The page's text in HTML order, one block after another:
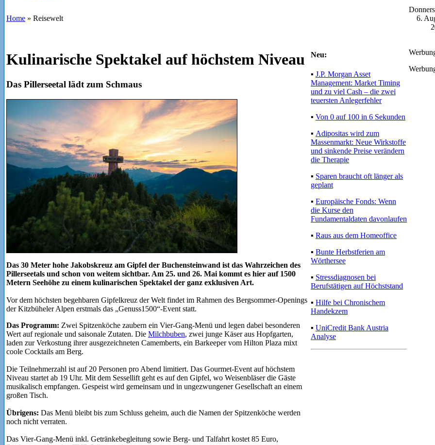
Home » Reisewelt
6.
Kulinarische Spektakel auf höchstem
Niveau
Das Pillerseetal lädt zum Schmaus
Das 30 Meter hohe Jakobskreuz am Gipfel der Buchensteinwand ist das Wahrzeichen des
Metern Seehöhe zu einem kulinarischen Spektakel der ganz exklusiven Art.
Openings der Kitzbüheler Alpen erstmals das „Genuss1500“-Event statt.
Das Programm:Zwei Spitzenköche zaubern ein Vier-Gang-Menü und legen dabei besonderen
Wert auf regionale und saisonale Zutaten. Die
coole Cocktails am Berg.
Die Teilnehmerzahl ist auf 20 Personen pro Abend limitiert. Das Gourmet-Event auf höchstem
Niveau startet ab 19 Uhr. Mit dem Sessellift geht es auf den Gipfel, wo Weisenbläser die Gäste
großen Tisch.
noch nicht verraten.
Neu:
J.P. Morgan Asset
Management: Market Timing
und zu viel Cash – die zwei
teuersten Anlegerfehler
Von 0 auf 100 in 6 Sekunden
Adipositas wird zum
Massenmarkt: Neue Wirkstoffe
und sinkende Preise verändern
die Therapie
Sparen braucht oft länger als
geplant
Europäische Fonds: Wenn
die Kurse den
Fundamentaldaten
Bunte Herbstferien am
Stressdiagnosen bei
Hilfe bei Chronischem
UniCredit Bank Austria
Werbung
Werbung